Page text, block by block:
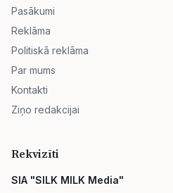
Pasākumi
Reklāma
Politiskā reklāma
Par mums
Kontakti
Ziņo redakcijai
Rekvizīti
SIA "SILK MILK Media"